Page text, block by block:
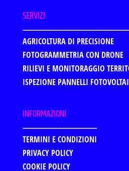
SERVIZI
AGRICOLTURA DI PRECISIONE
FOTOGRAMMETRIA CON DRONE
RILIEVI E MONITORAGGIO
ISPEZIONE PANNELLI
INFORMAZIONI
TERMINI E CONDIZIONI
PRIVACY POLICY
COOKIE POLICY